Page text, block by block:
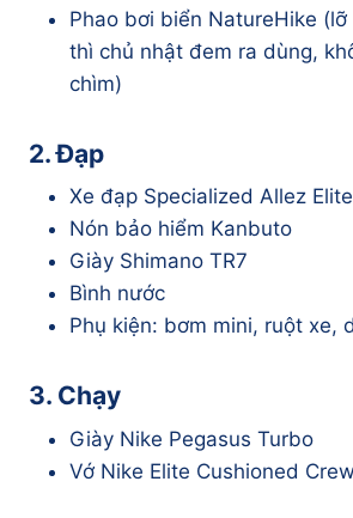
Phao bơi biển NatureHike
thì chủ nhật đem ra dùng,
chìm)
2. Đạp
Xe đạp Specialized Allez Elite
Nón bảo hiểm Kanbuto
Giày Shimano TR7
Bình nước
Phụ kiện: bơm mini, ruột xe,
3. Chạy
Giày Nike Pegasus Turbo
Vớ Nike Elite Cushioned Crew